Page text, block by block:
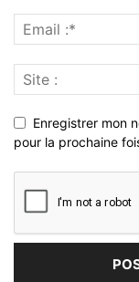
Enregistrer mon
pour la prochaine